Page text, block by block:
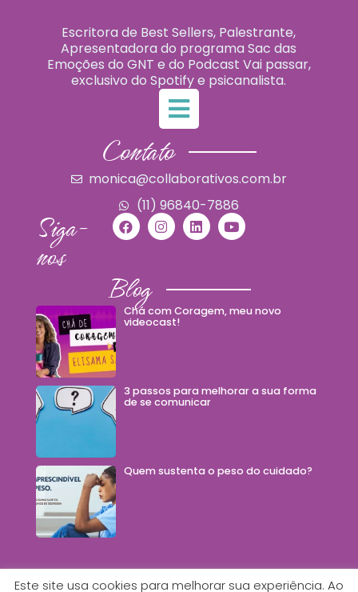
Escritora de Best Sellers, Palestrante,
Apresentadora do programa Sac das
Emoções do GNT e do Podcast Vai passar,
exclusivo do Spotify e psicanalista.
Contato
monica@collaborativos.com.br
(11) 96840-7886
Siga-
nos
Blog
Chá com Coragem, meu novo
videocast!
3 passos para melhorar a sua forma
de se comunicar
Quem sustenta o peso do cuidado?
Este site usa cookies para melhorar sua experiência. Ao